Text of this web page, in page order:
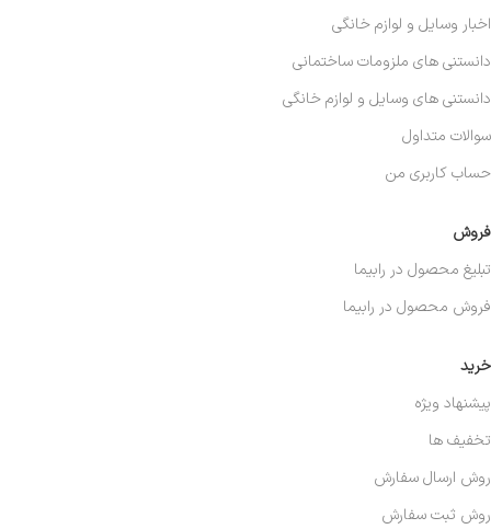
خرید
پیشنهاد ویژه
تخفیف ها
روش ارسال سفارش
روش ثبت سفارش
فروش
تبلیغ محصول در رابیما
فروش محصول در رابیما
اخبار وسایل و لوازم خانگی
دانستنی های ملزومات ساختمانی
دانستنی های وسایل و لوازم خانگی
سوالات متداول
حساب کاربری من